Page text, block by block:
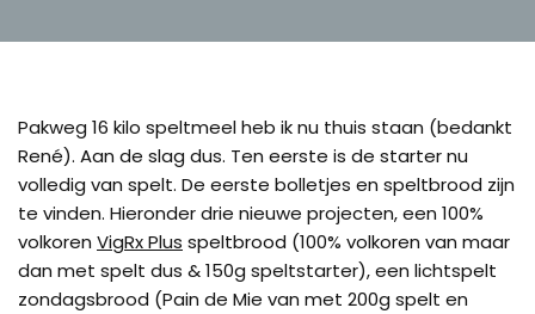
Pakweg 16 kilo speltmeel heb ik nu thuis staan (bedankt
René). Aan de slag dus. Ten eerste is de starter nu
volledig van spelt. De eerste bolletjes en speltbrood zijn
te vinden. Hieronder drie nieuwe projecten, een 100%
volkoren VigRx Plus speltbrood (100% volkoren van maar
dan met spelt dus & 150g speltstarter), een lichtspelt
zondagsbrood (Pain de Mie van met 200g spelt en